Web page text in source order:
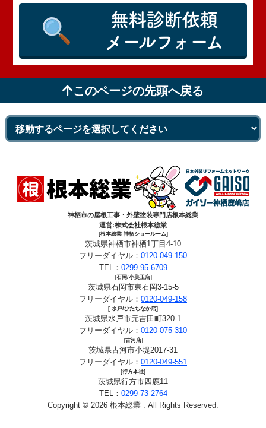
無料診断依頼
メールフォーム
このページの先頭へ戻る
神栖市の屋根工事・外壁塗装専門店根本総業
運営:株式会社根本総業
[根本総業 神栖ショールーム]
茨城県神栖市神栖1丁目4-10
フリーダイヤル： 0120-049-150
TEL： 0299-95-6709
[石岡/小美玉店]
茨城県石岡市東石岡3-15-5
フリーダイヤル： 0120-049-158
[ 水戸/ひたちなか店]
茨城県水戸市元吉田町320-1
フリーダイヤル： 0120-075-310
[古河店]
茨城県古河市小堤2017-31
フリーダイヤル： 0120-049-551
[行方本社]
茨城県行方市四鹿11
TEL： 0299-73-2764
Copyright © 2026 根本総業 . All Rights Reserved.